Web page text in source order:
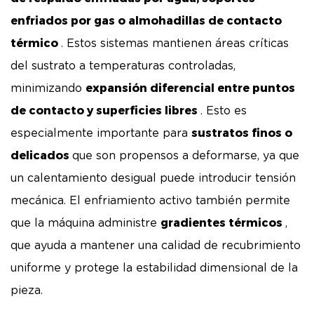
enfriados por gas o almohadillas de contacto
térmico . Estos sistemas mantienen áreas críticas
del sustrato a temperaturas controladas,
minimizando expansión diferencial entre puntos
de contacto y superficies libres . Esto es
especialmente importante para sustratos finos o
delicados que son propensos a deformarse, ya que
un calentamiento desigual puede introducir tensión
mecánica. El enfriamiento activo también permite
que la máquina administre gradientes térmicos ,
que ayuda a mantener una calidad de recubrimiento
uniforme y protege la estabilidad dimensional de la
pieza.